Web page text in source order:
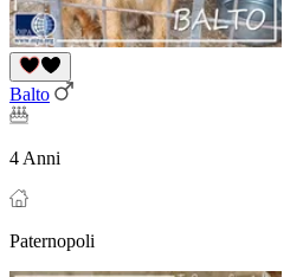
Balto
4 Anni
Paternopoli